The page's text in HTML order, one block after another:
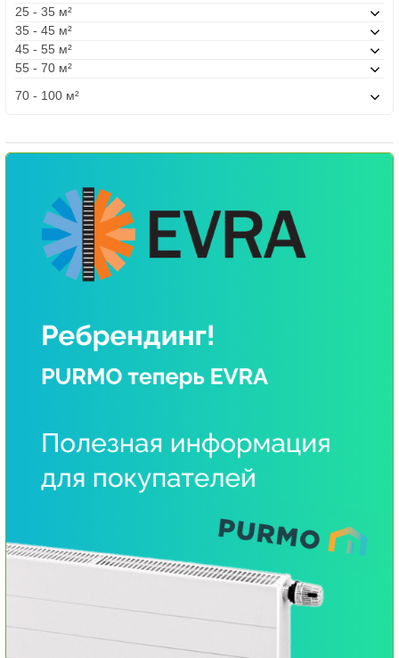
25 - 35 м²
35 - 45 м²
45 - 55 м²
55 - 70 м²
70 - 100 м²